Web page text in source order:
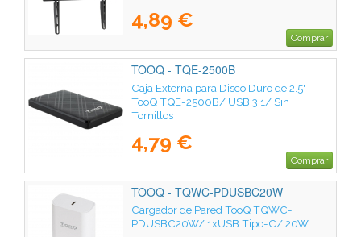
4,89 €
Comprar
TOOQ - TQE-2500B
Caja Externa para Disco Duro de 2.5"
TooQ TQE-2500B/ USB 3.1/ Sin
Tornillos
4,79 €
Comprar
TOOQ - TQWC-PDUSBC20W
Cargador de Pared TooQ TQWC-
PDUSBC20W/ 1xUSB Tipo-C/ 20W